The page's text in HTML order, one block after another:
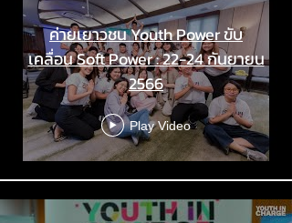
ค่ายเยาวชน Youth Power ขับ
เคลื่อน Soft Power : 22-24 กันยายน
2566
Play Video